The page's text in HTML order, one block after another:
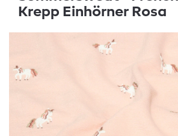
Krepp Einhörner Rosa